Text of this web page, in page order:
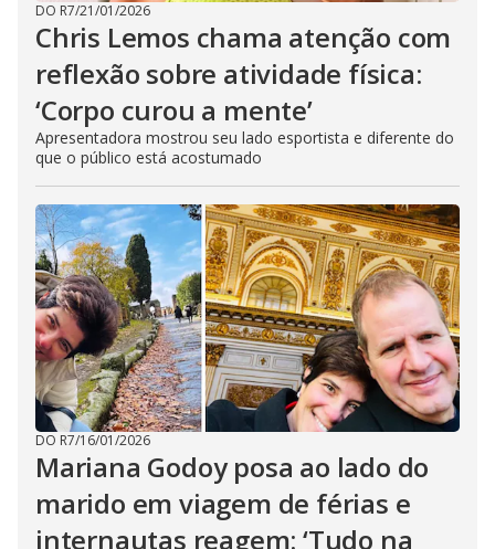
DO R7/21/01/2026
Chris Lemos chama atenção com
reflexão sobre atividade física:
‘Corpo curou a mente’
Apresentadora mostrou seu lado esportista e diferente do
que o público está acostumado
DO R7/16/01/2026
Mariana Godoy posa ao lado do
marido em viagem de férias e
internautas reagem: ‘Tudo na